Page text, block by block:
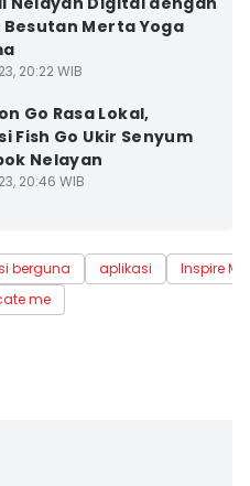
Besutan Merta Yoga
20:22 WIB
Go Rasa Lokal,
Fish Go Ukir Senyum
Nelayan
20:46 WIB
berguna aplikasi
Inspire Me
me